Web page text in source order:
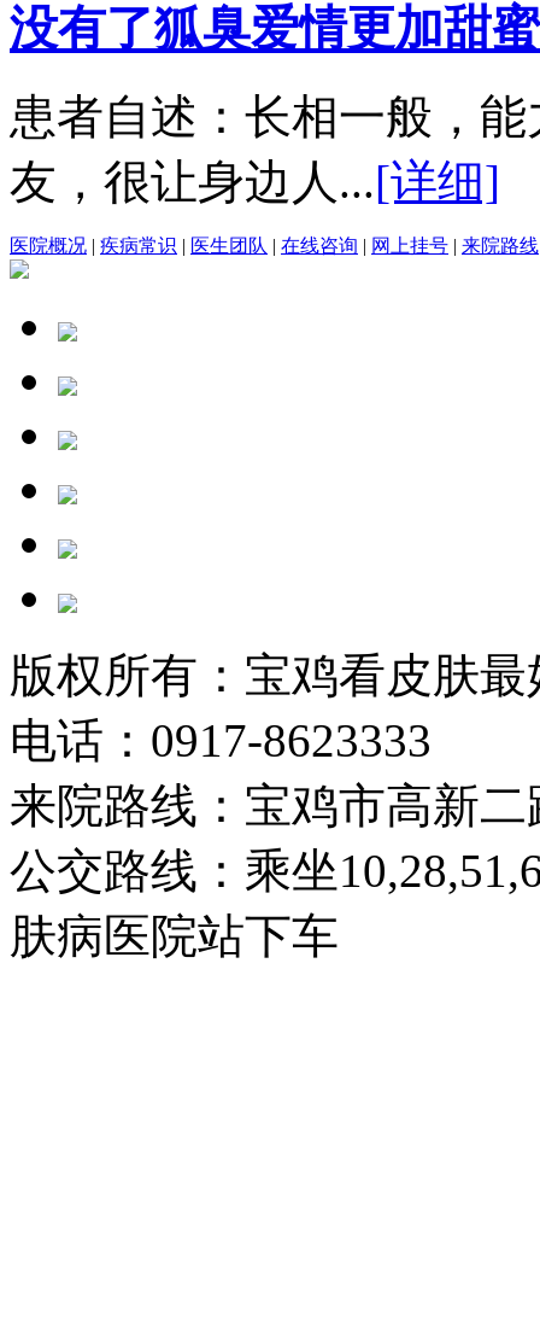
没有了狐臭爱情更加甜蜜
患者自述：长相一般，
友，很让身边人...[详细]
医院概况 | 疾病常识 | 医生团队 | 在线咨询 | 网上挂号 | 来院路线
版权所有：宝鸡看皮肤
电话：0917-8623333
来院路线：宝鸡市高新二
公交路线：乘坐
肤病医院站下车